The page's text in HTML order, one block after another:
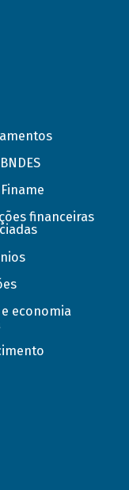
Finame
financeiras
e economia